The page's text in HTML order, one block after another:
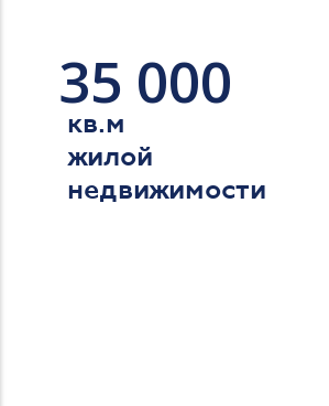
35 000
кв.м
жилой
недвижимости